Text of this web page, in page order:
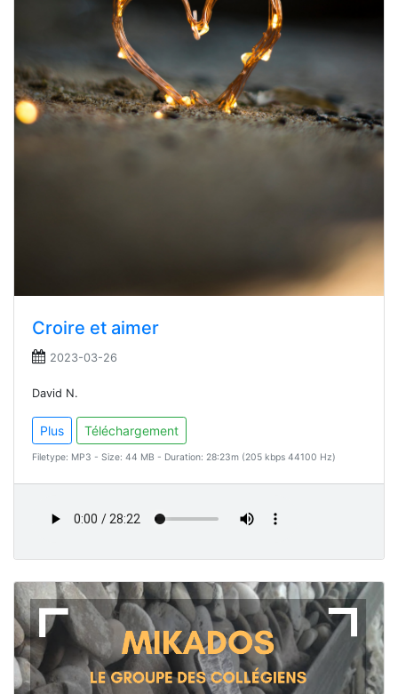
Croire et aimer
2023-03-26
David N.
Plus Téléchargement
Filetype: MP3 - Size: 44 MB - Duration: 28:23m (205 kbps 44100 Hz)